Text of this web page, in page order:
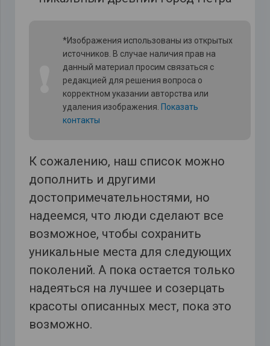
*Изображения использованы из открытых
источников. В случае наличия прав на
данный материал просим связаться с
редакцией для решения вопроса о
корректном указании авторства или
удаления изображения. Показать
контакты
К сожалению, наш список можно
дополнить и другими
достопримечательностями, но
надеемся, что люди сделают все
возможное, чтобы сохранить
уникальные места для следующих
поколений. А пока остается только
надеяться на лучшее и созерцать
красоты описанных мест, пока это
возможно.